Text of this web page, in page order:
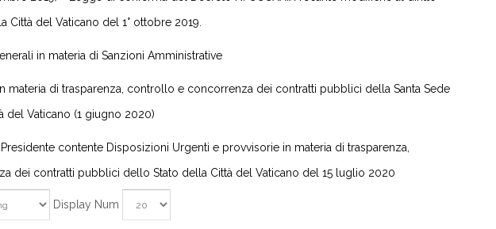
Città del Vaticano del 1° ottobre 2019.
in materia di Sanzioni Amministrative
materia di trasparenza, controllo e concorrenza dei contratti pubblici della Santa Sede
del Vaticano (1 giugno 2020)
contente Disposizioni Urgenti e provvisorie in materia di trasparenza,
dei contratti pubblici dello Stato della Città del Vaticano del 15 luglio 2020
Display Num